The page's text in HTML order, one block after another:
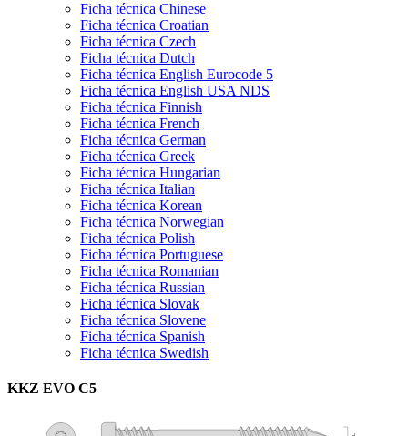
Ficha técnica Chinese
Ficha técnica Croatian
Ficha técnica Czech
Ficha técnica Dutch
Ficha técnica English Eurocode 5
Ficha técnica English USA NDS
Ficha técnica Finnish
Ficha técnica French
Ficha técnica German
Ficha técnica Greek
Ficha técnica Hungarian
Ficha técnica Italian
Ficha técnica Korean
Ficha técnica Norwegian
Ficha técnica Polish
Ficha técnica Portuguese
Ficha técnica Romanian
Ficha técnica Russian
Ficha técnica Slovak
Ficha técnica Slovene
Ficha técnica Spanish
Ficha técnica Swedish
KKZ EVO C5